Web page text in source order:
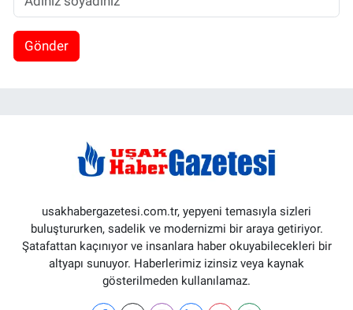
Gönder
usakhabergazetesi.com.tr, yepyeni temasıyla sizleri
buluştururken, sadelik ve modernizmi bir araya getiriyor.
Şatafattan kaçınıyor ve insanlara haber okuyabilecekleri bir
altyapı sunuyor. Haberlerimiz izinsiz veya kaynak
gösterilmeden kullanılamaz.